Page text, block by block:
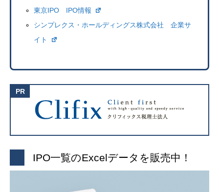
東京IPO IPO情報
シンプレクス・ホールディングス株式会社 企業サ
イト
IPO一覧のExcelデータを販売中！